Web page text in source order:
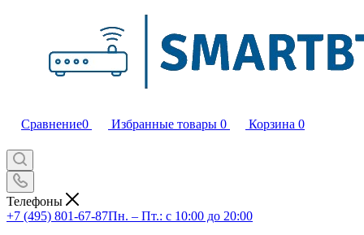
Сравнение0 Избранные товары 0 Корзина 0
Телефоны
+7 (495) 801-67-87Пн. – Пт.: с 10:00 до 20:00